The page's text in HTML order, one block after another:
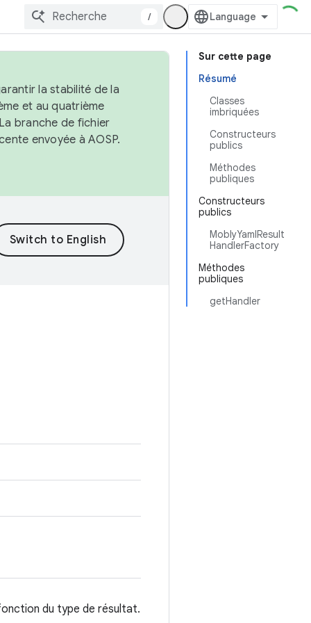
/
Sur cette page
Résumé
Classes
imbriquées
Constructeurs
publics
Méthodes
publiques
Constructeurs
publics
MoblyYamlResult
HandlerFactory
Méthodes
publiques
getHandler
la stabilité de la
et au quatrième
branche de fichier
envoyée à AOSP.
du type de résultat.